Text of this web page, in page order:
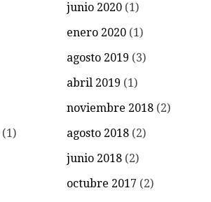
junio 2020 (1)
enero 2020 (1)
agosto 2019 (3)
abril 2019 (1)
noviembre 2018 (2)
(1) agosto 2018 (2)
junio 2018 (2)
octubre 2017 (2)